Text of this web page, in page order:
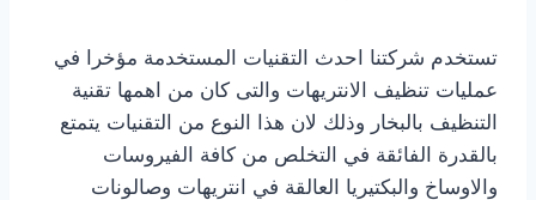
تستخدم شركتنا احدث التقنيات المستخدمة مؤخرا في
عمليات تنظيف الانتريهات والتى كان من اهمها تقنية
التنظيف بالبخار وذلك لان هذا النوع من التقنيات يتمتع
بالقدرة الفائقة في التخلص من كافة الفيروسات
والاوساخ والبكتيريا العالقة في انتريهات وصالونات